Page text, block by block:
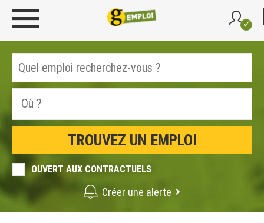
OUVERT AUX CONTRACTUELS
Créer une alerte